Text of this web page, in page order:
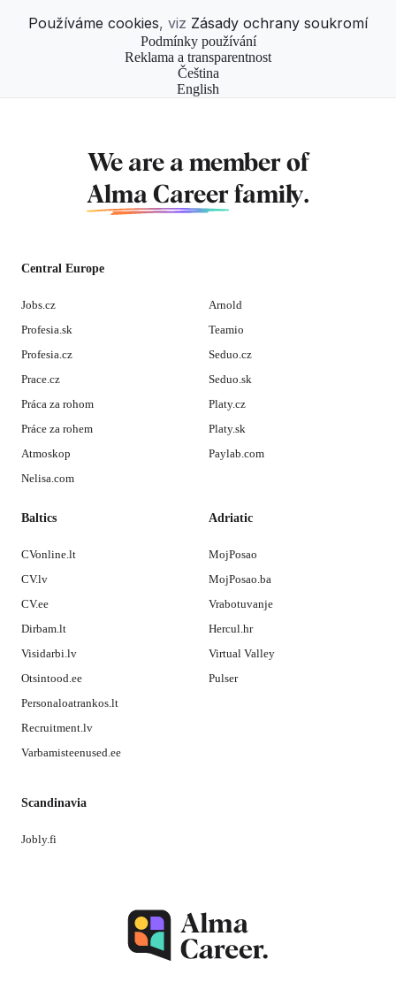
Používáme cookies, viz Zásady ochrany soukromí
Podmínky používání
Reklama a transparentnost
Čeština
English
We are a member of
Alma Career family.
Central Europe
Jobs.cz
Profesia.sk
Profesia.cz
Prace.cz
Práca za rohom
Práce za rohem
Atmoskop
Nelisa.com
Arnold
Teamio
Seduo.cz
Seduo.sk
Platy.cz
Platy.sk
Paylab.com
Baltics
CVonline.lt
CV.lv
CV.ee
Dirbam.lt
Visidarbi.lv
Otsintood.ee
Personaloatrankos.lt
Recruitment.lv
Varbamisteenused.ee
Adriatic
MojPosao
MojPosao.ba
Vrabotuvanje
Hercul.hr
Virtual Valley
Pulser
Scandinavia
Jobly.fi